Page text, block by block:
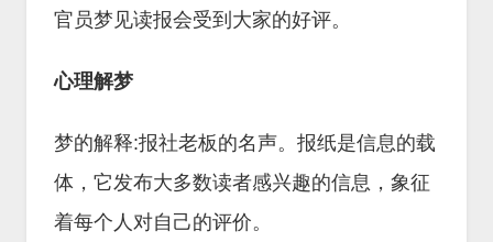
官员梦见读报会受到大家的好评。
心理解梦
梦的解释:报社老板的名声。报纸是信息的载
体，它发布大多数读者感兴趣的信息，象征
着每个人对自己的评价。